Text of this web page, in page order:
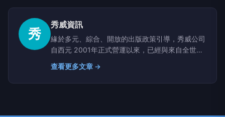
秀
秀威資訊
緣於多元、綜合、開放的出版政策引導，秀威公司
自西元 2001年正式營運以來，已經與來自全世界
超過 32個國家、總數逾 1500位的作家共同合
作，迄今已完成出版書種近 3000本，主要散佈在
自有的七大品牌，包括【秀威出版】、【新銳文
查看更多文章 →